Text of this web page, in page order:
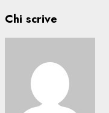
Chi scrive